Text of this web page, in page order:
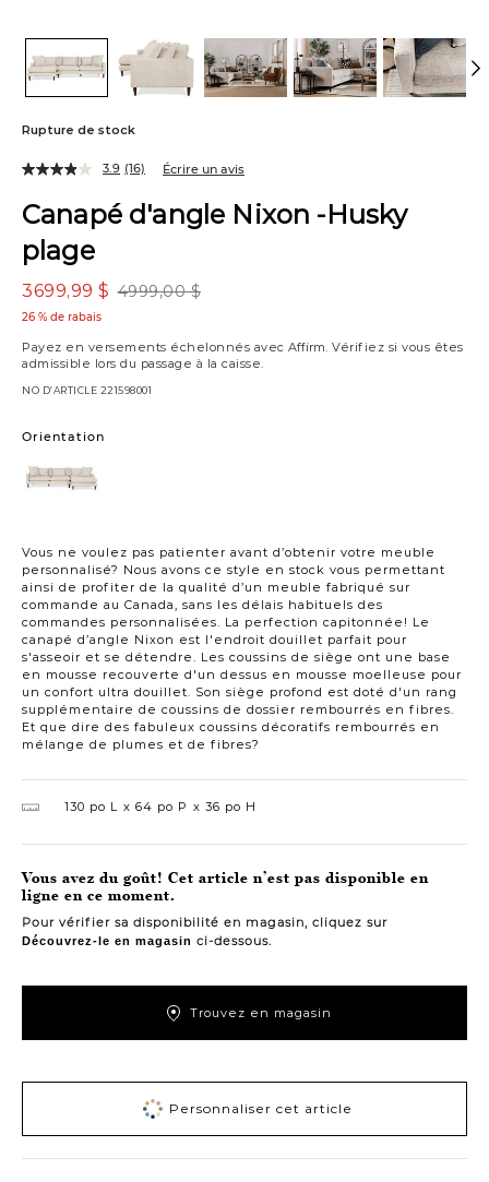
Rupture de stock
Canapé d'angle Nixon -Husky
plage
4999,00 $
3699,99 $
26 % de rabais
Payez en versements échelonnés avec Affirm. Vérifiez si vous êtes
admissible lors du passage à la caisse.
NO D’ARTICLE 221598001
Vous ne voulez pas patienter avant d’obtenir votre meuble
personnalisé? Nous avons ce style en stock vous permettant
ainsi de profiter de la qualité d’un meuble fabriqué sur
commande au Canada, sans les délais habituels des
commandes personnalisées. La perfection capitonnée! Le
canapé d’angle Nixon est l'endroit douillet parfait pour
s'asseoir et se détendre. Les coussins de siège ont une base
en mousse recouverte d'un dessus en mousse moelleuse pour
un confort ultra douillet. Son siège profond est doté d'un rang
supplémentaire de coussins de dossier rembourrés en fibres.
Et que dire des fabuleux coussins décoratifs rembourrés en
mélange de plumes et de fibres?
3.9 (16) Écrire un avis
Orientation
Méridienne
droite
130 po L 64 po P 36 po H
Vous avez du goût! Cet article n’est pas disponible en
ligne en ce moment.
Pour vérifier sa disponibilité en magasin, cliquez sur
Découvrez-le en magasin ci-dessous.
Trouvez en magasin
Personnaliser cet article